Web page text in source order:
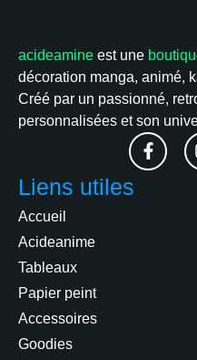
acideamine est une
décoration manga, animé,
Créé par un passionné,
personnalisées et son
Liens utiles
Accueil
Acideanime
Tableaux
Papier peint
Accessoires
Goodies